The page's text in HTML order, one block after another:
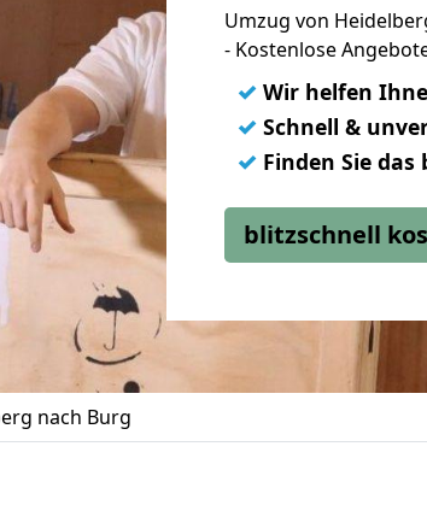
Umzug von
- Kostenlose
✓ Wir helfen
✓ Schnell &
✓ Finden Sie
blitzschnell
nach Burg